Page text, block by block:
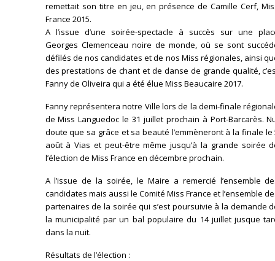
remettait son titre en jeu, en présence de Camille Cerf,
France 2015.
A l’issue d’une soirée-spectacle à succès sur une
Georges Clemenceau noire de monde, où se sont
défilés de nos candidates et de nos Miss régionales, ainsi
des prestations de chant et de danse de grande qualité,
Fanny de Oliveira qui a été élue Miss Beaucaire 2017.
Fanny représentera notre Ville lors de la demi-finale
de Miss Languedoc le 31 juillet prochain à Port-Barcarès.
doute que sa grâce et sa beauté l’emmèneront à la finale le
août à Vias et peut-être même jusqu’à la grande soirée
l’élection de Miss France en décembre prochain.
A l’issue de la soirée, le Maire a remercié l’ensemble
candidates mais aussi le Comité Miss France et l’ensemble
partenaires de la soirée qui s’est poursuivie à la demande
la municipalité par un bal populaire du 14 juillet jusque
dans la nuit.
Résultats de l’élection :